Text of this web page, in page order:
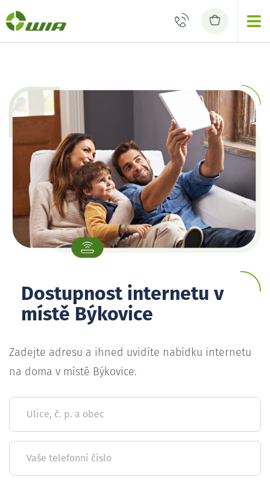
Dostupnost internetu v
místě Býkovice
Zadejte adresu a ihned uvidíte nabídku internetu
na doma v místě Býkovice.
Ulice, č. p. a obec
Vaše telefonní číslo